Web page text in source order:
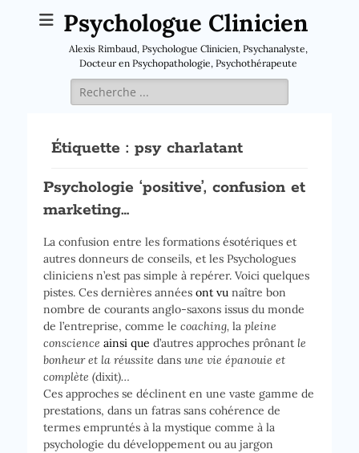
Psychologue Clinicien
Alexis Rimbaud, Psychologue Clinicien, Psychanalyste,
Docteur en Psychopathologie, Psychothérapeute
Rechercher :
Étiquette : psy charlatant
Psychologie ‘positive’, confusion et
marketing…
La confusion entre les formations ésotériques et
autres donneurs de conseils, et les Psychologues
cliniciens n’est pas simple à repérer. Voici quelques
pistes. Ces dernières années ont vu naître bon
nombre de courants anglo-saxons issus du monde
de l’entreprise, comme le coaching, la pleine
conscience ainsi que d’autres approches prônant le
bonheur et la réussite dans une vie épanouie et
complète (dixit)…
Ces approches se déclinent en une vaste gamme de
prestations, dans un fatras sans cohérence de
termes empruntés à la mystique comme à la
psychologie du développement ou au jargon